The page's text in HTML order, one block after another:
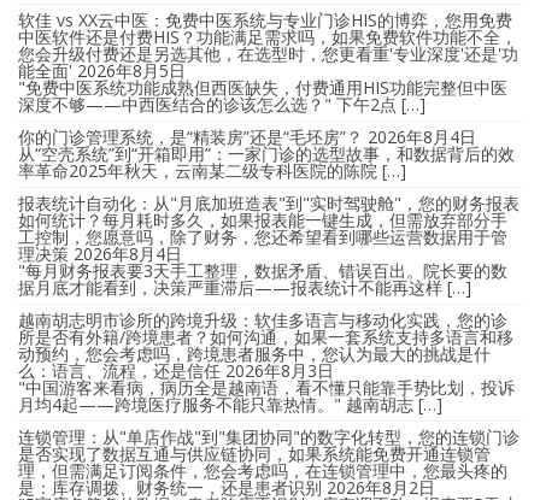
软佳 vs XX云中医：免费中医系统与专业门诊HIS的博弈，您用免费
中医软件还是付费HIS？功能满足需求吗，如果免费软件功能不全，
您会升级付费还是另选其他，在选型时，您更看重'专业深度'还是'功
能全面' 2026年8月5日
"免费中医系统功能成熟但西医缺失，付费通用HIS功能完整但中医
深度不够——中西医结合的诊该怎么选？" 下午2点 […]
你的门诊管理系统，是“精装房”还是“毛坯房”？ 2026年8月4日
从“空壳系统”到“开箱即用”：一家门诊的选型故事，和数据背后的效
率革命2025年秋天，云南某二级专科医院的陈院 […]
报表统计自动化：从"月底加班造表"到"实时驾驶舱"，您的财务报表
如何统计？每月耗时多久，如果报表能一键生成，但需放弃部分手
工控制，您愿意吗，除了财务，您还希望看到哪些运营数据用于管
理决策 2026年8月4日
"每月财务报表要3天手工整理，数据矛盾、错误百出。院长要的数
据月底才能看到，决策严重滞后——报表统计不能再这样 […]
越南胡志明市诊所的跨境升级：软佳多语言与移动化实践，您的诊
所是否有外籍/跨境患者？如何沟通，如果一套系统支持多语言和移
动预约，您会考虑吗，跨境患者服务中，您认为最大的挑战是什
么：语言、流程，还是信任 2026年8月3日
"中国游客来看病，病历全是越南语，看不懂只能靠手势比划，投诉
月均4起——跨境医疗服务不能只靠热情。" 越南胡志 […]
连锁管理：从"单店作战"到"集团协同"的数字化转型，您的连锁门诊
是否实现了数据互通与供应链协同，如果系统能免费开通连锁管
理，但需满足订阅条件，您会考虑吗，在连锁管理中，您最头疼的
是：库存调拨、财务统一，还是患者识别 2026年8月2日